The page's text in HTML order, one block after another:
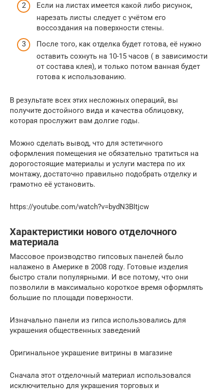
Если на листах имеется какой либо рисунок,
нарезать листы следует с учётом его
воссоздания на поверхности стены.
После того, как отделка будет готова, её нужно
оставить сохнуть на 10-15 часов ( в зависимости
от состава клея), и только потом ванная будет
готова к использованию.
В результате всех этих несложных операций, вы
получите достойного вида и качества облицовку,
которая прослужит вам долгие годы.
Можно сделать вывод, что для эстетичного
оформления помещения не обязательно тратиться на
дорогостоящие материалы и услуги мастера по их
монтажу, достаточно правильно подобрать отделку и
грамотно её установить.
https://youtube.com/watch?v=bydN3BItjcw
Характеристики нового отделочного
материала
Массовое производство гипсовых панелей было
налажено в Америке в 2008 году. Готовые изделия
быстро стали популярными. И все потому, что они
позволили в максимально короткое время оформлять
большие по площади поверхности.
Изначально панели из гипса использовались для
украшения общественных заведений
Оригинальное украшение витрины в магазине
Сначала этот отделочный материал использовался
исключительно для украшения торговых и